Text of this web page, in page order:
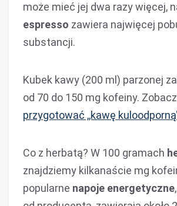
może mieć jej dwa razy więcej,
espresso zawiera najwięcej
substancji.
Kubek kawy (200 ml) parzonej
od 70 do 150 mg kofeiny.
przygotować ,,kawę
Co z herbatą? W 100 gramach
znajdziemy kilkanaście mg
popularne napoje energetyczne